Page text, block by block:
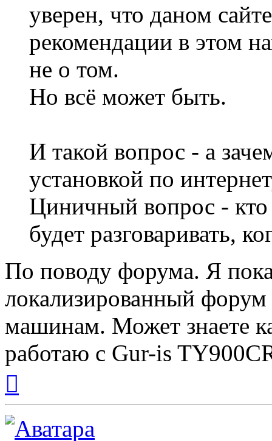
уверен, что даном
рекомендации в этом
не о том.
Но всё может быть.
И такой вопрос - а
установкой по
Циничный вопрос -
будет разговаривать,
По поводу форума. Я
локализированный форум
машинам. Может знаете
работаю с Gur-is
началу